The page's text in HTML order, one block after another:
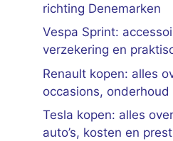
richting Denemarken
Vespa Sprint:
verzekering en
Renault kopen: alles
occasions, onderhoud
Tesla kopen: alles
auto’s, kosten en